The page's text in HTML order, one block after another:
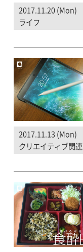
2017.11.20 (Mon)
ライフ
2017.11.13 (Mon)
クリエイティブ関連